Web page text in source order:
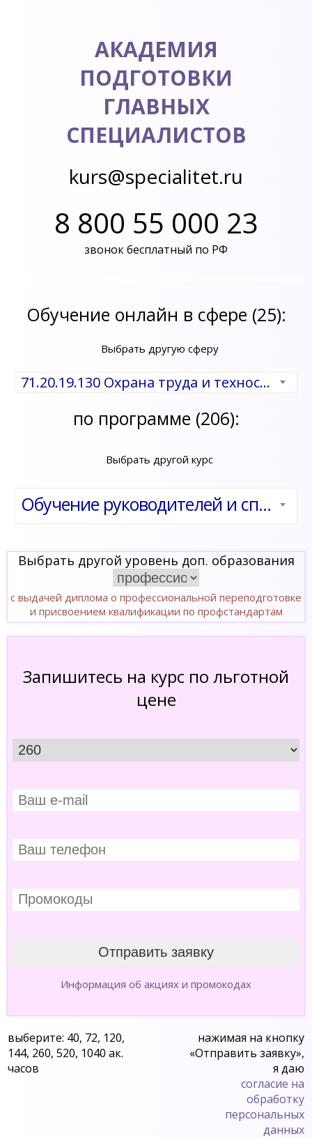
АКАДЕМИЯ
ПОДГОТОВКИ
ГЛАВНЫХ
СПЕЦИАЛИСТОВ
kurs@specialitet.ru
8 800 55 000 23
звонок бесплатный по РФ
Обучение онлайн в сфере (25):
Выбрать другую сферу
71.20.19.130 Охрана труда и техносферная безопасность
по программе (206):
Выбрать другой курс
Обучение руководителей и специалистов предприятий и организаций по вопросам охраны труда. Общие вопросы охраны труда и функционирования системы управления охраной труда
Выбрать другой уровень доп. образования
с выдачей диплома о профессиональной переподготовке
и присвоением квалификации по профстандартам
Запишитесь на курс по льготной
цене
Информация об акциях и промокодах
выберите: 40, 72, 120,
144, 260, 520, 1040 ак.
часов
нажимая на кнопку
«Отправить заявку»,
я даю
согласие на
обработку
персональных
данных